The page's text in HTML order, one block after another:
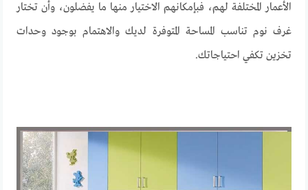
الأعمار المختلفة لهم، فبإمكانهم الاختيار منها ما يفضلون، وأن تختار
غرف نوم تناسب المساحة المتوفرة لديك والاهتمام بوجود وحدات
تخزين تكفي احتياجاتك.